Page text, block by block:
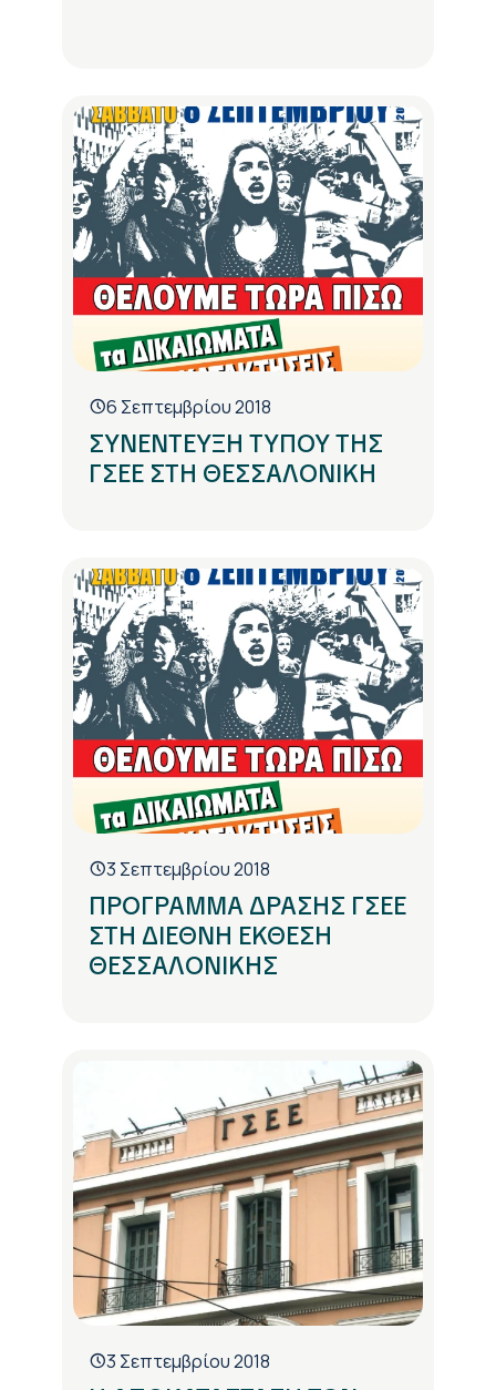
6 Σεπτεμβρίου 2018
ΣΥΝΕΝΤΕΥΞΗ ΤΥΠΟΥ ΤΗΣ
ΓΣΕΕ ΣΤΗ ΘΕΣΣΑΛΟΝΙΚΗ
3 Σεπτεμβρίου 2018
ΠΡΟΓΡΑΜΜΑ ΔΡΑΣΗΣ ΓΣΕΕ
ΣΤΗ ΔΙΕΘΝΗ ΕΚΘΕΣΗ
ΘΕΣΣΑΛΟΝΙΚΗΣ
3 Σεπτεμβρίου 2018